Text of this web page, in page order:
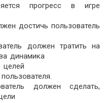
прогресс в игре
достичь пользователь
должен тратить на
динамика
должен сделать,